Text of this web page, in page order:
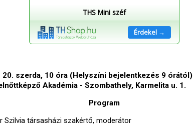
THS Mini széf
Érdekel →
20. szerda, 10 óra (Helyszíni bejelentkezés 9 órától)
Akadémia - Szombathely, Karmelita u. 1.
Program
Szilvia társasházi szakértő, moderátor